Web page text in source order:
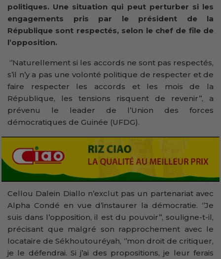
politiques. Une situation qui peut perturber si les
engagements pris par le président de la
République sont respectés, selon le chef de file de
l’opposition.
‘’Naturellement si les accords ne sont pas respectés,
s’il n’y a pas une volonté politique de respecter et de
faire respecter les accords et les mois de la
République, les tensions risquent de revenir’’, a
prévenu le leader de l’Union des forces
démocratiques de Guinée (UFDG).
Cellou Dalein Diallo n’exclut pas un partenariat avec
Alpha Condé en vue d’instaurer la démocratie. ‘’Je
suis dans l’opposition, il est du pouvoir’’, souligne-t-il,
précisant que malgré son rapprochement avec le
locataire de Sékhoutouréyah, ‘’mon droit de critiquer,
je le défendrai. Si j’ai des propositions, je leur ferais